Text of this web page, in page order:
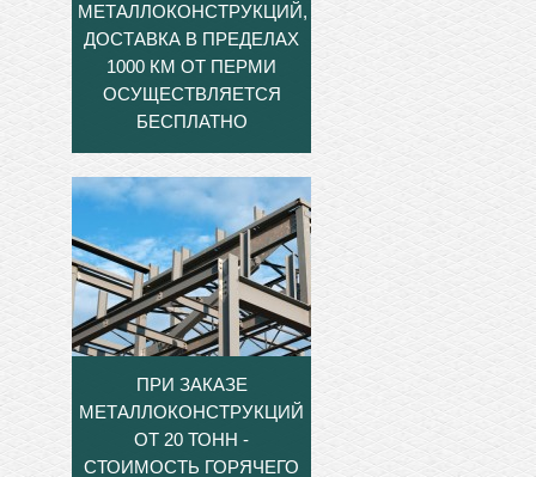
МЕТАЛЛОКОНСТРУКЦИЙ,
ДОСТАВКА В ПРЕДЕЛАХ
1000 КМ ОТ ПЕРМИ
ОСУЩЕСТВЛЯЕТСЯ
БЕСПЛАТНО
ПРИ ЗАКАЗЕ
МЕТАЛЛОКОНСТРУКЦИЙ
ОТ 20 ТОНН -
СТОИМОСТЬ ГОРЯЧЕГО